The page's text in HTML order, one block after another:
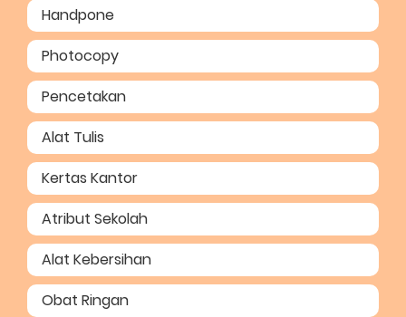
Handpone
Photocopy
Pencetakan
Alat Tulis
Kertas Kantor
Atribut Sekolah
Alat Kebersihan
Obat Ringan